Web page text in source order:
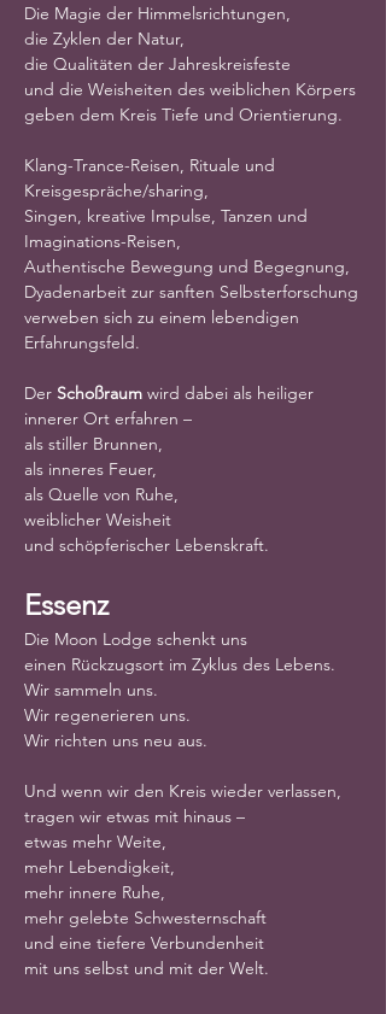
Die Magie der Himmelsrichtungen,
die Zyklen der Natur,
die Qualitäten der Jahreskreisfeste
und die Weisheiten des weiblichen Körpers
geben dem Kreis Tiefe und Orientierung.
Klang-Trance-Reisen, Rituale und
Kreisgespräche/sharing,
Singen, kreative Impulse, Tanzen und
Imaginations-Reisen,
Authentische Bewegung und Begegnung,
Dyadenarbeit zur sanften Selbsterforschung
verweben sich zu einem lebendigen
Erfahrungsfeld.
Der Schoßraum wird dabei als heiliger
innerer Ort erfahren –
als stiller Brunnen,
als inneres Feuer,
als Quelle von Ruhe,
weiblicher Weisheit
und schöpferischer Lebenskraft.
Essenz
Die Moon Lodge schenkt uns
einen Rückzugsort im Zyklus des Lebens.
Wir sammeln uns.
Wir regenerieren uns.
Wir richten uns neu aus.
Und wenn wir den Kreis wieder verlassen,
tragen wir etwas mit hinaus –
etwas mehr Weite,
mehr Lebendigkeit,
mehr innere Ruhe,
mehr gelebte Schwesternschaft
und eine tiefere Verbundenheit
mit uns selbst und mit der Welt.